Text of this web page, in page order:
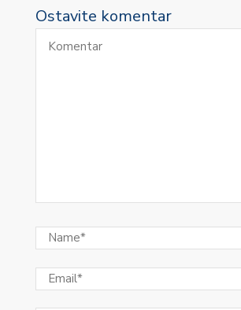
Ostavite komentar